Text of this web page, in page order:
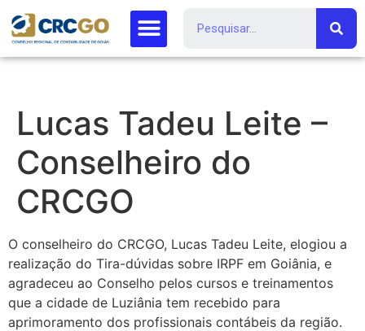
Lucas Tadeu Leite –
Conselheiro do
CRCGO
O conselheiro do CRCGO, Lucas Tadeu Leite, elogiou a
realização do Tira-dúvidas sobre IRPF em Goiânia, e
agradeceu ao Conselho pelos cursos e treinamentos
que a cidade de Luziânia tem recebido para
aprimoramento dos profissionais contábeis da região.